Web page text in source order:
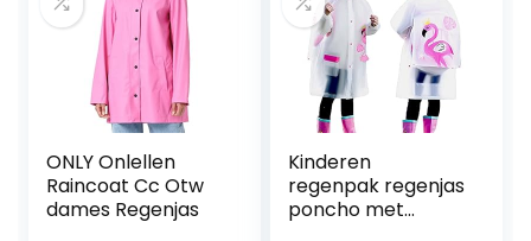
ONLY Onlellen
Raincoat Cc Otw
dames Regenjas
Kinderen
regenpak regenjas
poncho met